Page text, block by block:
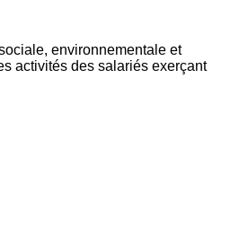
environnementale et
activités des salariés exerçant